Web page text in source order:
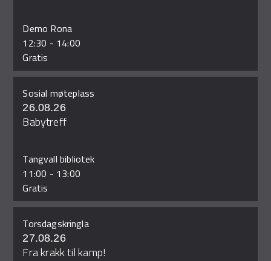
Demo Rona
12:30 - 14:00
Gratis
Sosial møteplass
26.08.26
Babytreff
Tangvall bibliotek
11:00 - 13:00
Gratis
Torsdagskringla
27.08.26
Fra krakk til kamp!